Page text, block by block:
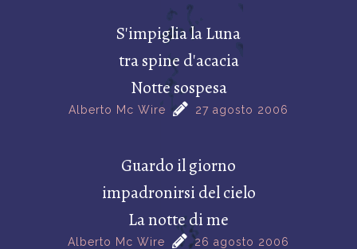
S'impiglia la Luna
tra spine d'acacia
Notte sospesa
Alberto Mc Wire 27 agosto 2006
Guardo il giorno
impadronirsi del cielo
La notte di me
Alberto Mc Wire 26 agosto 2006